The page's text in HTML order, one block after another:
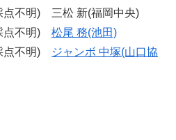
不明) 三松 新(福岡中央)
点不明) 松尾 務(池田)
点不明)
ジャンボ 中塚(山口協